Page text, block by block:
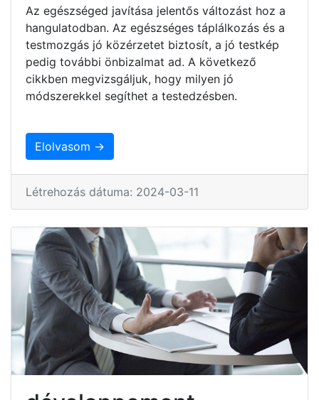
Az egészséged javítása jelentős változást hoz a
hangulatodban. Az egészséges táplálkozás és a
testmozgás jó közérzetet biztosít, a jó testkép
pedig további önbizalmat ad. A következő
cikkben megvizsgáljuk, hogy milyen jó
módszerekkel segíthet a testedzésben.
Elolvasom →
Létrehozás dátuma: 2024-03-11